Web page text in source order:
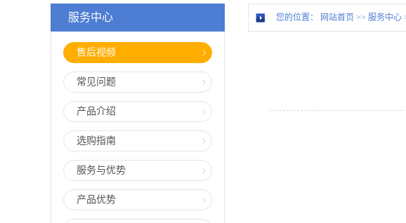
服务中心
售后视频
常见问题
产品介绍
选购指南
服务与优势
产品优势
您的位置： 网站首页 >> 服务中心